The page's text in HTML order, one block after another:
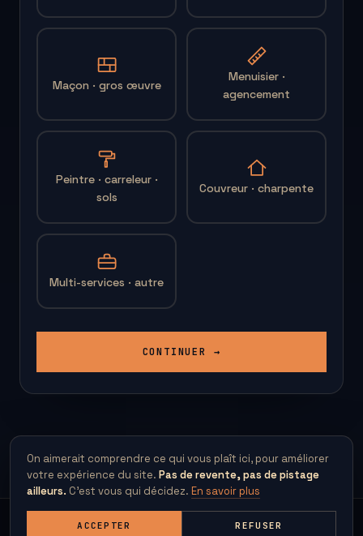
Maçon · gros œuvre
Menuisier ·
agencement
Peintre · carreleur ·
sols
Couvreur · charpente
Multi-services · autre
CONTINUER →
On aimerait comprendre ce qui vous plaît ici, pour améliorer
votre expérience du site. Pas de revente, pas de pistage
ailleurs. C'est vous qui décidez. En savoir plus
ACCEPTER REFUSER